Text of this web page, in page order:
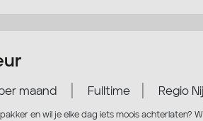
maand Fulltime Regio
en wil je elke dag iets moois achterlaten?